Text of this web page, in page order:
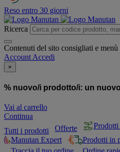
Reso entro 30 giorni
Ricerca
Contenuti del sito consigliati e
Account Accedi
×
% nuovo/i prodotto/i: un
Vai al carrello
Continua
Tutti i prodotti
Offerte
Prodotti
Manutan Expert
Prodotti in